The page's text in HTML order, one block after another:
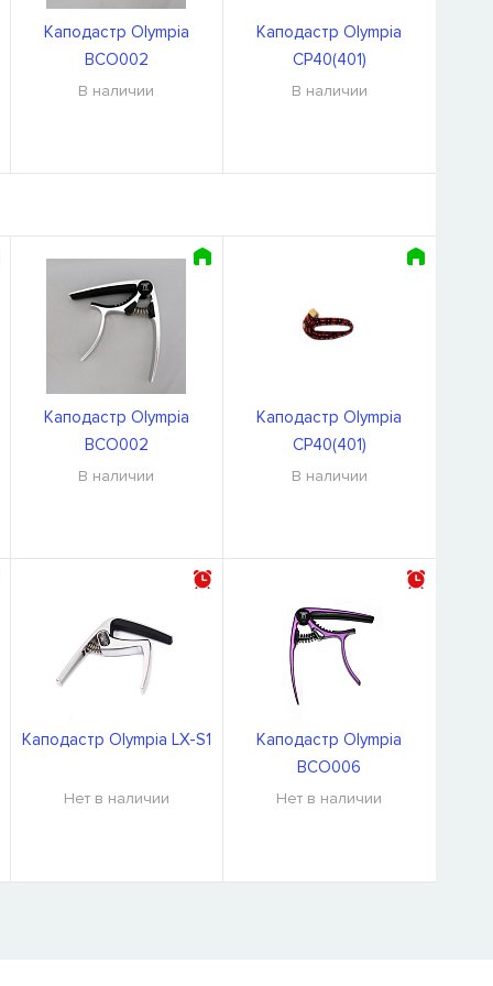
Каподастр Olympia
BCO002
В наличии
Каподастр Olympia
CP40(401)
В наличии
Каподастр Olympia
BCO002
В наличии
Каподастр Olympia
CP40(401)
В наличии
Каподастр Olympia LX-S1
Нет в наличии
Каподастр Olympia
BCO006
Нет в наличии